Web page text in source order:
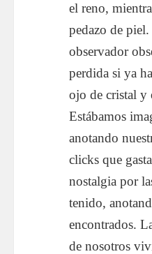
el reno,
pedazo de
observador
perdida si ya
ojo de cristal y
Estábamos
anotando
clicks que
nostalgia por
tenido,
encontrados.
de nosotros